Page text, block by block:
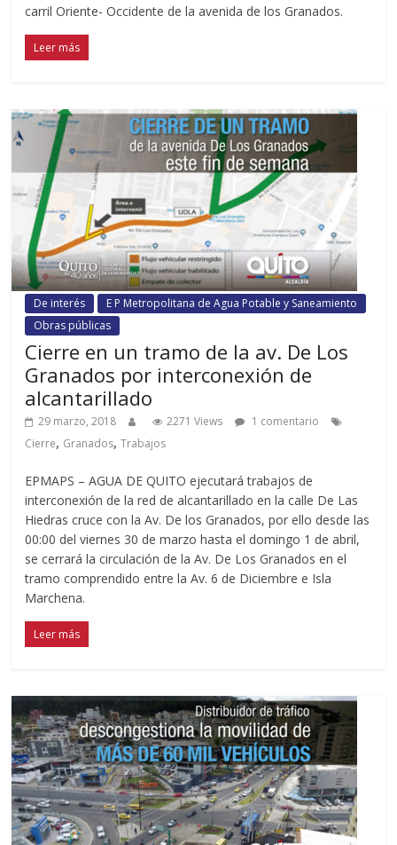
carril Oriente- Occidente de la avenida de los Granados.
Leer más
De interés
E P Metropolitana de Agua Potable y Saneamiento
Obras públicas
Cierre en un tramo de la av. De Los
Granados por interconexión de
alcantarillado
29 marzo, 2018 2271 Views
1 comentario
Cierre, Granados,Trabajos
EPMAPS – AGUA DE QUITO ejecutará trabajos de
interconexión de la red de alcantarillado en la calle De Las
Hiedras cruce con la Av. De los Granados, por ello desde las
00:00 del viernes 30 de marzo hasta el domingo 1 de abril,
se cerrará la circulación de la Av. De Los Granados en el
tramo comprendido entre la Av. 6 de Diciembre e Isla
Marchena.
Leer más